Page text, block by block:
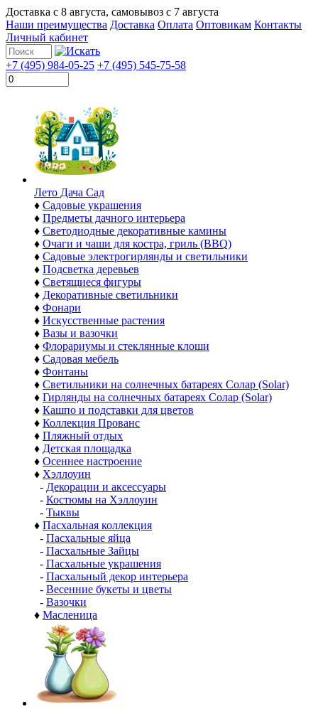
Доставка с 8 августа, самовывоз с 7 августа
Наши преимущества Доставка Оплата Оптовикам Контакты
Личный кабинет
+7 (495) 984-05-25 +7 (495) 545-75-58
Лето Дача Сад
♦ Садовые украшения
♦ Предметы дачного интерьера
♦ Светодиодные декоративные камины
♦ Очаги и чаши для костра, гриль (BBQ)
♦ Садовые электрогирлянды и светильники
♦ Подсветка деревьев
♦ Светящиеся фигуры
♦ Декоративные светильники
♦ Фонари
♦ Искусственные растения
♦ Вазы и вазочки
♦ Флорариумы и стеклянные клоши
♦ Садовая мебель
♦ Фонтаны
♦ Светильники на солнечных батареях Солар (Solar)
♦ Гирлянды на солнечных батареях Солар (Solar)
♦ Кашпо и подставки для цветов
♦ Коллекция Прованс
♦ Пляжный отдых
♦ Детская площадка
♦ Осеннее настроение
♦ Хэллоуин
- Декорации и аксессуары
- Костюмы на Хэллоуин
- Тыквы
♦ Пасхальная коллекция
- Пасхальные яйца
- Пасхальные Зайцы
- Пасхальные украшения
- Пасхальный декор интерьера
- Весенние букеты и цветы
- Вазочки
♦ Масленица